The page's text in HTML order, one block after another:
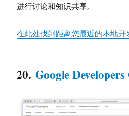
进行讨论和知识共享。
在此处找到距离您最近的本地开
20.Google